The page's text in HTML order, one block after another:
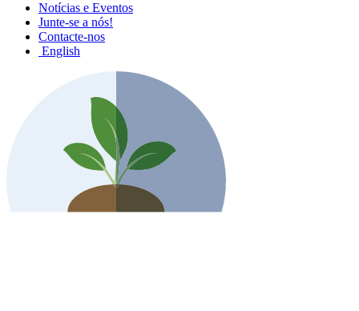
Notícias e Eventos
Junte-se a nós!
Contacte-nos
English